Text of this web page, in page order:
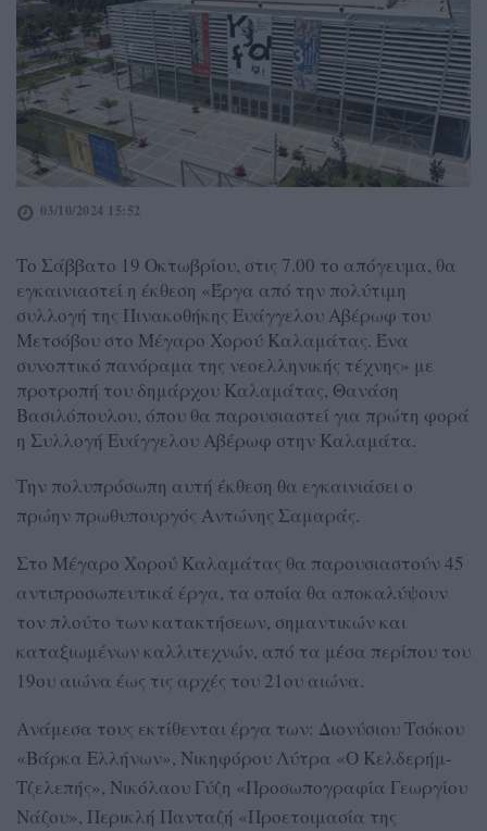
03/10/2024 15:52
Το Σάββατο 19 Οκτωβρίου, στις 7.00 το απόγευμα, θα
εγκαινιαστεί η έκθεση «Έργα από την πολύτιμη
συλλογή της Πινακοθήκης Ευάγγελου Αβέρωφ του
Μετσόβου στο Μέγαρο Χορού Καλαμάτας. Ένα
συνοπτικό πανόραμα της νεοελληνικής τέχνης» με
προτροπή του δημάρχου Καλαμάτας, Θανάση
Βασιλόπουλου, όπου θα παρουσιαστεί για πρώτη φορά
η Συλλογή Ευάγγελου Αβέρωφ στην Καλαμάτα.
Την πολυπρόσωπη αυτή έκθεση θα εγκαινιάσει ο
πρώην πρωθυπουργός Αντώνης Σαμαράς.
Στο Μέγαρο Χορού Καλαμάτας θα παρουσιαστούν 45
αντιπροσωπευτικά έργα, τα οποία θα αποκαλύψουν
τον πλούτο των κατακτήσεων, σημαντικών και
καταξιωμένων καλλιτεχνών, από τα μέσα περίπου του
19ου αιώνα έως τις αρχές του 21ου αιώνα.
Ανάμεσα τους εκτίθενται έργα των: Διονύσιου Τσόκου
«Βάρκα Ελλήνων», Νικηφόρου Λύτρα «Ο Κελδερήμ-
Τζελεπής», Νικόλαου Γύζη «Προσωπογραφία Γεωργίου
Νάζου», Περικλή Πανταζή «Προετοιμασία της